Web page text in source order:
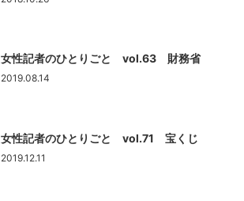
女性記者のひとりごと vol.63 財務省
2019.08.14
女性記者のひとりごと vol.71 宝くじ
2019.12.11